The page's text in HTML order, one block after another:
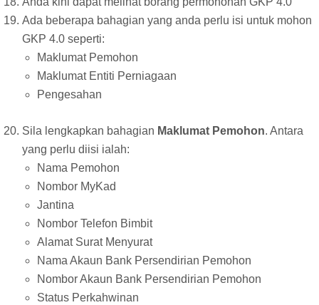
Ada beberapa bahagian yang anda perlu isi untuk mohon
GKP 4.0 seperti:
Maklumat Pemohon
Maklumat Entiti Perniagaan
Pengesahan
Sila lengkapkan bahagian Maklumat Pemohon. Antara
yang perlu diisi ialah:
Nama Pemohon
Nombor MyKad
Jantina
Nombor Telefon Bimbit
Alamat Surat Menyurat
Nama Akaun Bank Persendirian Pemohon
Nombor Akaun Bank Persendirian Pemohon
Status Perkahwinan